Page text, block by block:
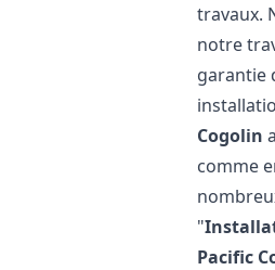
travaux.
notre
garantie
Cogolin
comme
"
Pacific